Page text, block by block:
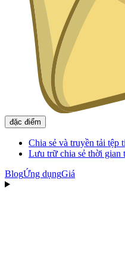
đặc điểm
Chia sẻ và truyền tải tệp
Lưu trữ chia sẻ thời gian
BlogỨng dụngGiá